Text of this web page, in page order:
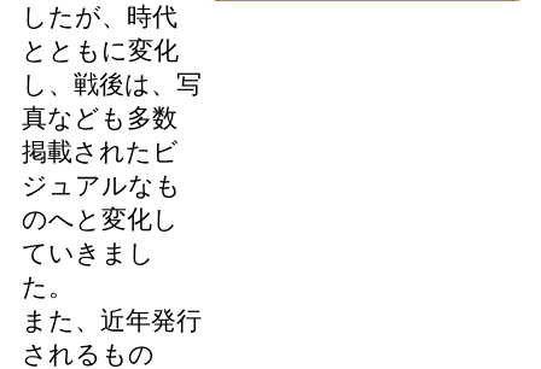
したが、時代
とともに変化
し、戦後は、写
真なども多数
掲載されたビ
ジュアルなも
のへと変化し
ていきまし
た。
また、近年発行
されるもの